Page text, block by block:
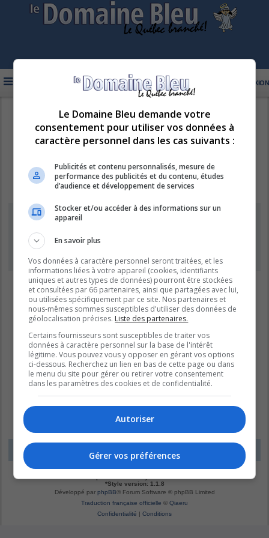
CONNEXION
INSCRIPTION
LE DOMAINE BLEU
Information
Vous ne pouvez pas effectuer de recherche pour le moment car le
LE DOMAINE BLEU UTC-04:00
*Original byChristian 2.0
*Style version: 1.1.8
Développé par phpBB® Forum Software © phpBB Limited
Traduction française officielle © Qiaeru
Confidentialité | Conditions
Le Domaine Bleu demande votre
consentement pour utiliser vos données à
caractère personnel dans les cas suivants :
Publicités et contenu personnalisés, mesure de
performance des publicités et du contenu, études
d’audience et développement de services
Stocker et/ou accéder à des informations sur un
appareil
En savoir plus
Vos données à caractère personnel seront traitées, et les
informations liées à votre appareil (cookies, identifiants
uniques et autres types de données) pourront être stockées
et consultées par 66 partenaires, ainsi que partagées avec lui,
ou utilisées spécifiquement par ce site. Nos partenaires et
nous-mêmes sommes susceptibles d'utiliser des données de
géolocalisation précises. Liste des partenaires.
Certains fournisseurs sont susceptibles de traiter vos
données à caractère personnel sur la base de l'intérêt
légitime. Vous pouvez vous y opposer en gérant vos options
ci-dessous. Recherchez un lien en bas de cette page ou dans
le menu du site pour gérer ou retirer votre consentement
dans les paramètres des cookies et de confidentialité.
Autoriser
Gérer vos préférences